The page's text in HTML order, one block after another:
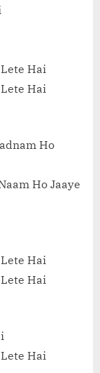
Hai
Hai
Ho
Ho Jaaye
Hai
Hai
Hai